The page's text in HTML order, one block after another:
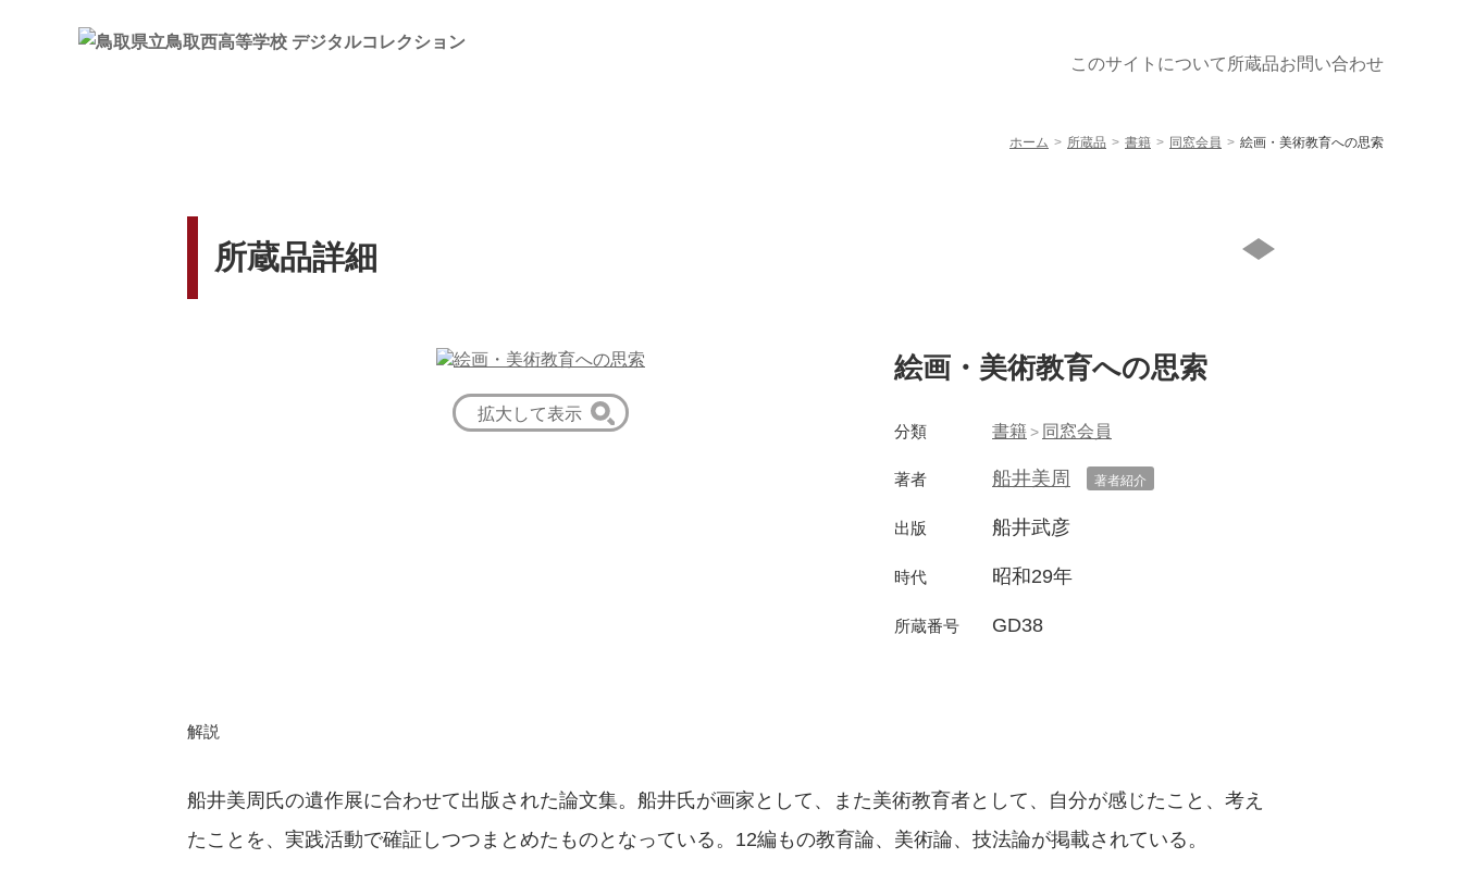
このサイトについて 所蔵品お問い合わせ
ホーム 所蔵品 書籍 同窓会員 絵画・美術教育への思索
所蔵品詳細
拡大して表示
絵画・美術教育への思索
分類 書籍 同窓会員
著者 船井美周 著者紹介
出版 船井武彦
時代 昭和29年
所蔵番号 GD38
解説
船井美周氏の遺作展に合わせて出版された論文集。船井氏が画家として、また美術教育者として、自分が感じたこと、考え
たことを、実践活動で確証しつつまとめたものとなっている。12編もの教育論、美術論、技法論が掲載されている。